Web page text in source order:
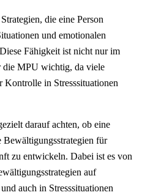
die eine Person
und emotionalen
Fähigkeit ist nicht nur im
MPU wichtig, da viele
Kontrolle in Stresssituationen
darauf achten, ob eine
Bewältigungsstrategien für
zu entwickeln. Dabei ist es von
auf
auch in Stresssituationen